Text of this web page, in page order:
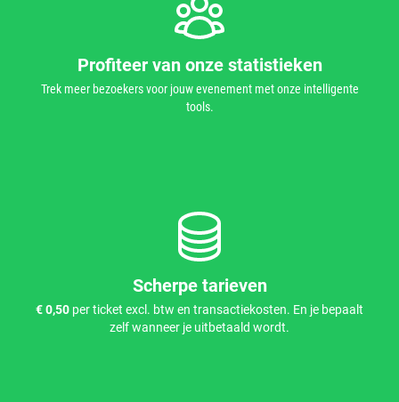
Profiteer van onze statistieken
Trek meer bezoekers voor jouw evenement met onze intelligente
tools.
Scherpe tarieven
€ 0,50 per ticket excl. btw en transactiekosten. En je bepaalt
zelf wanneer je uitbetaald wordt.